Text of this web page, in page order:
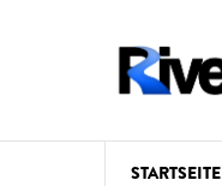
STARTSEITE